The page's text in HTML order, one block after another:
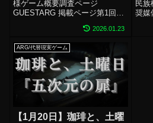
様ゲーム概要調査ページ
GUESTARG 掲載ページ第1回
リリース作品一覧推奨媒体：PC
プスケア：調査中ホラー演出：
調査中配信...
2026.01.23
民族
奨媒
査
ARG/代替現実ゲーム
【1月20日】珈琲と、土曜